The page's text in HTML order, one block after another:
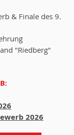
& Finale des 9.
"Riedberg"
2026